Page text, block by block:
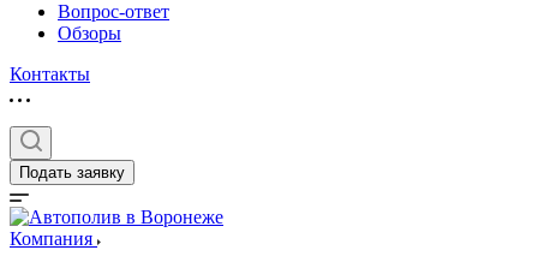
Вопрос-ответ
Обзоры
Контакты
Подать заявку
Компания